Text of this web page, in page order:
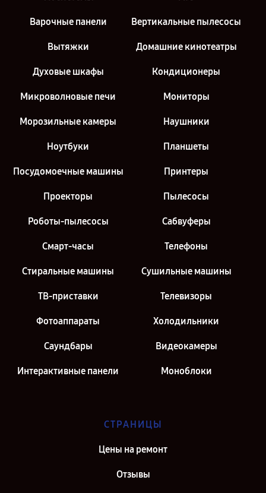
Варочные панели Вертикальные пылесосы
Вытяжки Домашние кинотеатры
Духовые шкафы Кондиционеры
Микроволновые печи Мониторы
Морозильные камеры Наушники
Ноутбуки Планшеты
Посудомоечные машины Принтеры
Проекторы Пылесосы
Роботы-пылесосы Сабвуферы
Смарт-часы Телефоны
Стиральные машины Сушильные машины
ТВ-приставки Телевизоры
Фотоаппараты Холодильники
Саундбары Видеокамеры
Интерактивные панели Моноблоки
СТРАНИЦЫ
Цены на ремонт
Отзывы